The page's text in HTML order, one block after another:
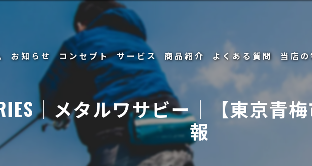
お知らせ コンセプト サービス 商品紹介 よくある質問 当店
リール
｜メタルワサビー｜【東京
報